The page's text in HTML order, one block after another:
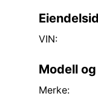
VIN:
Modell
Merke: